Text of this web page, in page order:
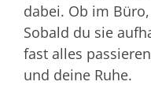
dabei. Ob im
Sobald du sie
fast alles
und deine Ruhe.